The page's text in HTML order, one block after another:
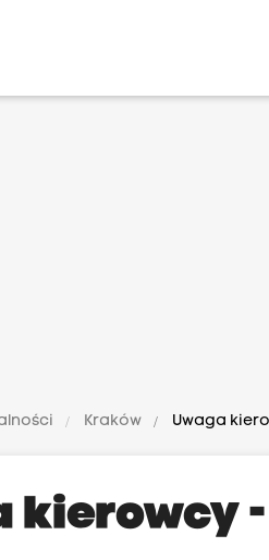
Kraków Uwaga
kierowcy